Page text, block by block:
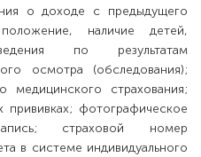
о доходе с предыдущего
наличие детей,
по результатам
осмотра (обследования);
медицинского страхования;
прививках; фотографическое
страховой номер
в системе индивидуального